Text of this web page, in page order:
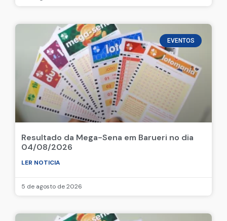
EVENTOS
Resultado da Mega-Sena em Barueri no dia
04/08/2026
LER NOTICIA
5 de agosto de 2026